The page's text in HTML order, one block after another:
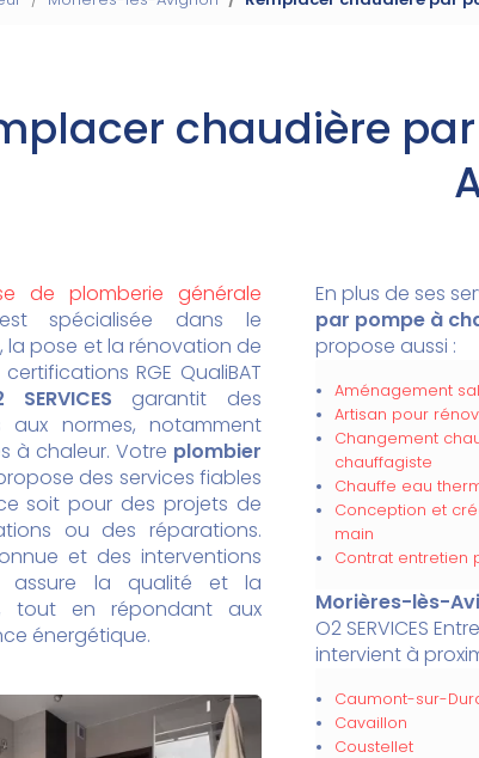
chaudière
de plomberie générale
spécialisée dans le
pose et la rénovation de
RGE QualiBAT
SERVICES garantit des
aux normes, notamment
à chaleur. Votre plombier
des services fiables
soit pour des projets de
ou des réparations.
et des interventions
assure la qualité et la
tout en répondant aux
énergétique.
En plus de ses
par pompe à
propose aussi :
Aménagement
Artisan pour
Changement
chauffagiste
Chauffe eau
Conception et
main
Contrat entretien
Morières-lès-
O2 SERVICES
intervient à
Caumont-sur-
Cavaillon
Coustellet